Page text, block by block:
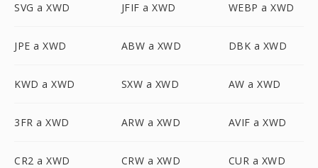
SVG a XWD JFIF a XWD WEBP a XWD
JPE a XWD ABW a XWD DBK a XWD
KWD a XWD SXW a XWD AW a XWD
3FR a XWD ARW a XWD AVIF a XWD
CR2 a XWD CRW a XWD CUR a XWD